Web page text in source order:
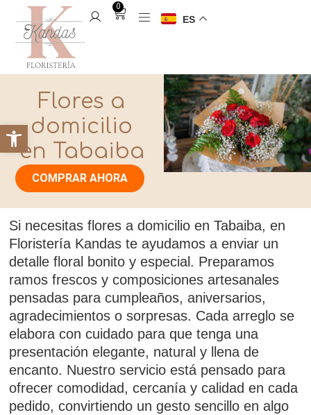
0
ES
Flores a
domicilio
en Tabaiba
COMPRAR AHORA
Si necesitas flores a domicilio en Tabaiba, en
Floristería Kandas te ayudamos a enviar un
detalle floral bonito y especial. Preparamos
ramos frescos y composiciones artesanales
pensadas para cumpleaños, aniversarios,
agradecimientos o sorpresas. Cada arreglo se
elabora con cuidado para que tenga una
presentación elegante, natural y llena de
encanto. Nuestro servicio está pensado para
ofrecer comodidad, cercanía y calidad en cada
pedido, convirtiendo un gesto sencillo en algo